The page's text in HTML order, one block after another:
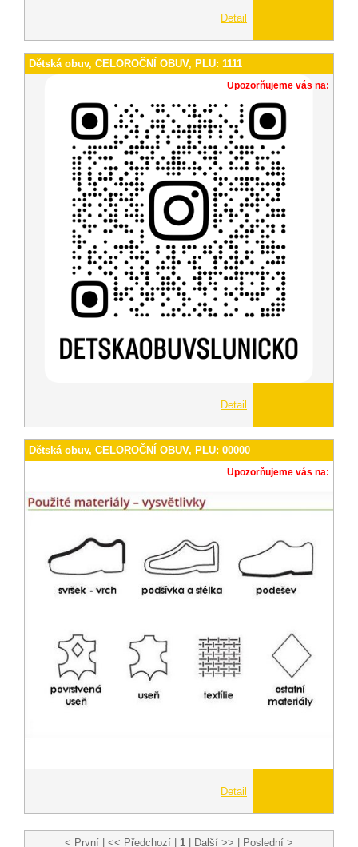
Detail
Dětská obuv, CELOROČNÍ OBUV, PLU: 1111
Upozorňujeme vás na:
Detail
Dětská obuv, CELOROČNÍ OBUV, PLU: 00000
Upozorňujeme vás na:
Detail
< První | << Předchozí | 1 | Další >> | Poslední >